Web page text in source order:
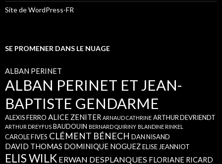
Site de WordPress-FR
SE PROMENER DANS LE NUAGE
ALBAN PERINET
ALBAN PERINET ET JEAN-
BAPTISTE GENDARME
ALEXIS FERRO ALICE ZENITER ARNAUD CATHRINE ARTHUR DEVRIENDT
ARTHUR DREYFUS BAUDOUIN BERNARD QUIRINY BLANDINE RINKEL
CAROLE FIVES CLÉMENT BÉNECH DAN NISAND
DAVID THOMAS DOMINIQUE NOGUEZELISE JEANNIOT
ELIS WILK ERWAN DESPLANQUES FLORIANE RICARD